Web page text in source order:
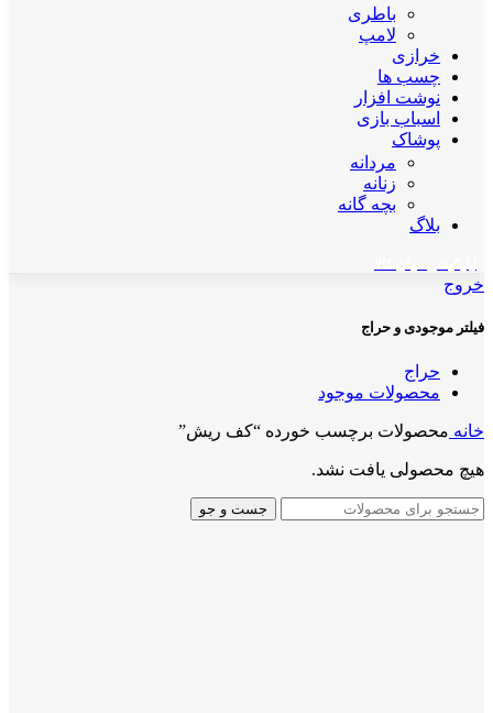
باطری
لامپ
خرازی
چسب ها
نوشت افزار
اسباب بازی
پوشاک
مردانه
زنانه
بچه گانه
بلاگ
خروج
فیلتر موجودی و حراج
حراج
محصولات موجود
خانه محصولات برچسب خورده “کف ریش”
هیچ محصولی یافت نشد.
جست و جو